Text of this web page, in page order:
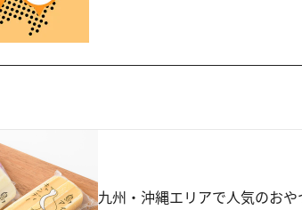
九州・沖縄エリアで人気のお